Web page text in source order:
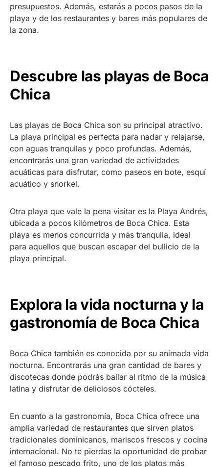
presupuestos. Además, estarás a pocos pasos de la
playa y de los restaurantes y bares más populares de
la zona.
Descubre las playas de Boca
Chica
Las playas de Boca Chica son su principal atractivo.
La playa principal es perfecta para nadar y relajarse,
con aguas tranquilas y poco profundas. Además,
encontrarás una gran variedad de actividades
acuáticas para disfrutar, como paseos en bote, esquí
acuático y snorkel.
Otra playa que vale la pena visitar es la Playa Andrés,
ubicada a pocos kilómetros de Boca Chica. Esta
playa es menos concurrida y más tranquila, ideal
para aquellos que buscan escapar del bullicio de la
playa principal.
Explora la vida nocturna y la
gastronomía de Boca Chica
Boca Chica también es conocida por su animada vida
nocturna. Encontrarás una gran cantidad de bares y
discotecas donde podrás bailar al ritmo de la música
latina y disfrutar de deliciosos cócteles.
En cuanto a la gastronomía, Boca Chica ofrece una
amplia variedad de restaurantes que sirven platos
tradicionales dominicanos, mariscos frescos y cocina
internacional. No te pierdas la oportunidad de probar
el famoso pescado frito, uno de los platos más